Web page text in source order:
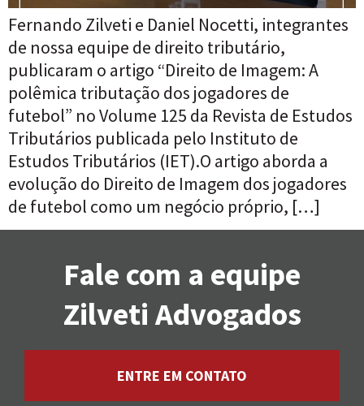
Fernando Zilveti e Daniel Nocetti, integrantes
de nossa equipe de direito tributário,
publicaram o artigo “Direito de Imagem: A
polêmica tributação dos jogadores de
futebol” no Volume 125 da Revista de Estudos
Tributários publicada pelo Instituto de
Estudos Tributários (IET).O artigo aborda a
evolução do Direito de Imagem dos jogadores
de futebol como um negócio próprio, […]
Fale com a equipe
Zilveti Advogados
ENTRE EM CONTATO